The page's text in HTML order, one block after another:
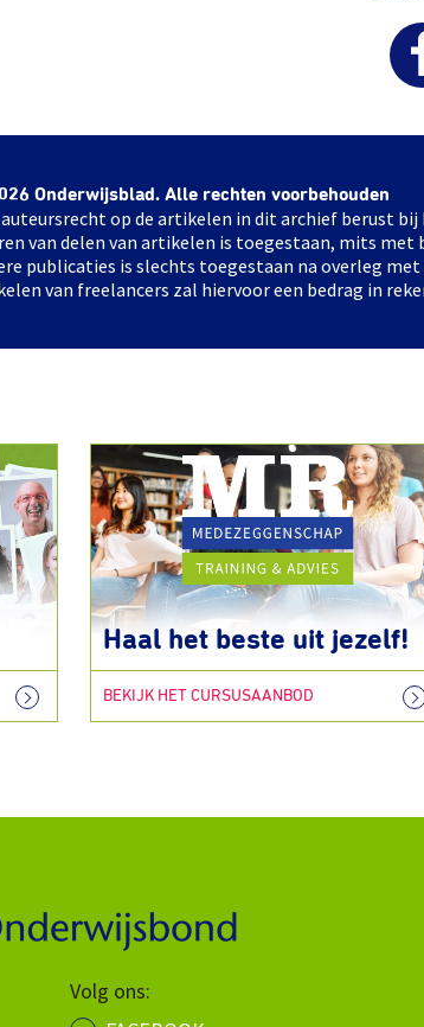
Onderwijsblad. Alle rechten voorbehouden
op de artikelen in dit archief berust
van delen van artikelen is toegestaan, mits
publicaties is slechts toegestaan na overleg
van freelancers zal hiervoor een bedrag in
Haal het beste uit jezelf!
BEKIJK HET CURSUSAANBOD
Volg ons: